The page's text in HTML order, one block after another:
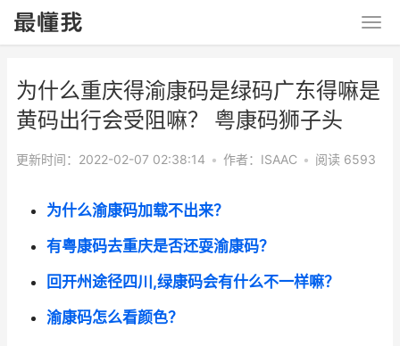
为什么重庆得渝康码是绿码广东得嘛是
黄码出行会受阻嘛？ 粤康码狮子头
更新时间：2022-02-07 02:38:14 • 作者：ISAAC • 阅读 6593
为什么渝康码加载不出来？
有粤康码去重庆是否还耍渝康码？
回开州途径四川,绿康码会有什么不一样嘛？
渝康码怎么看颜色？